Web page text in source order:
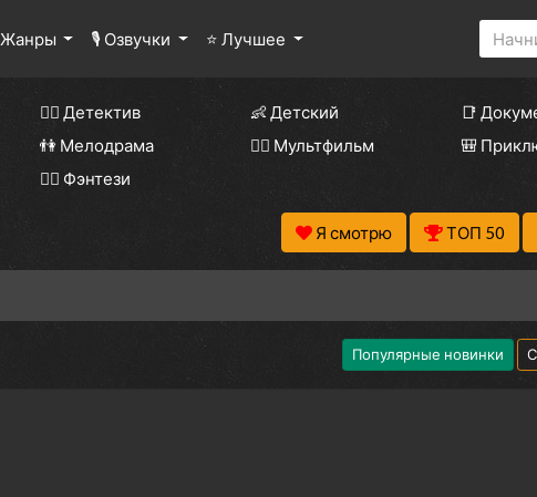
Жанры 🎙 Озвучки ⭐ Лучшее
🕵️‍♂️ Детектив 👶 Детский 📑
👫 Мелодрама 🧚‍♀️ Мультфильм 🎒
🧝‍♂️ Фэнтези
Я смотрю ТОП 50
Популярные новинки